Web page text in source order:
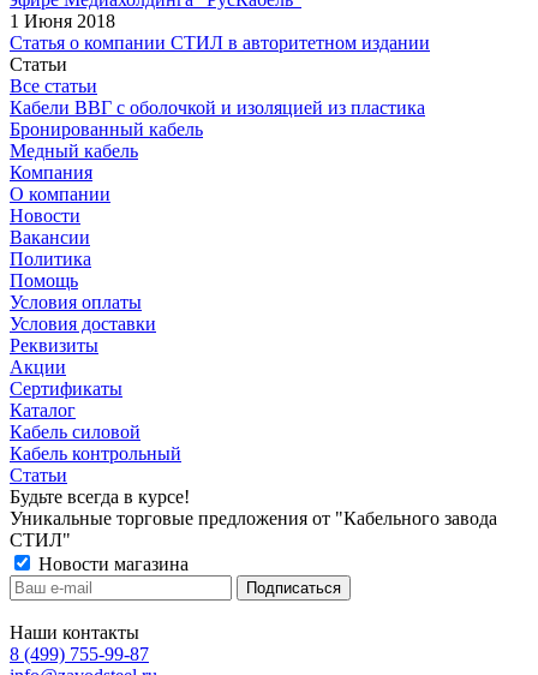
1 Июня 2018
Статья о компании СТИЛ в авторитетном издании
Статьи
Все статьи
Кабели ВВГ с оболочкой и изоляцией из пластика
Бронированный кабель
Медный кабель
Компания
О компании
Новости
Вакансии
Политика
Помощь
Условия оплаты
Условия доставки
Реквизиты
Акции
Сертификаты
Каталог
Кабель силовой
Кабель контрольный
Статьи
Будьте всегда в курсе!
Уникальные торговые предложения от "Кабельного завода
СТИЛ"
Новости магазина
Наши контакты
8 (499) 755-99-87